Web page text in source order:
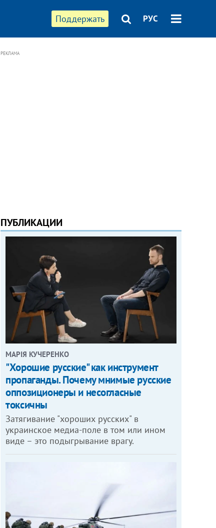
Поддержать РУС
РЕКЛАМА
ПУБЛИКАЦИИ
МАРІЯ КУЧЕРЕНКО
"Хорошие русские" как инструмент
пропаганды. Почему мнимые русские
оппозиционеры и несогласные
токсичны
Затягивание "хороших русских" в
украинское медиа-поле в том или ином
виде – это подыгрывание врагу.